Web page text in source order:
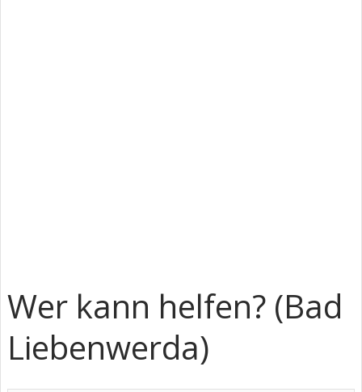
Wer kann helfen? (Bad
Liebenwerda)